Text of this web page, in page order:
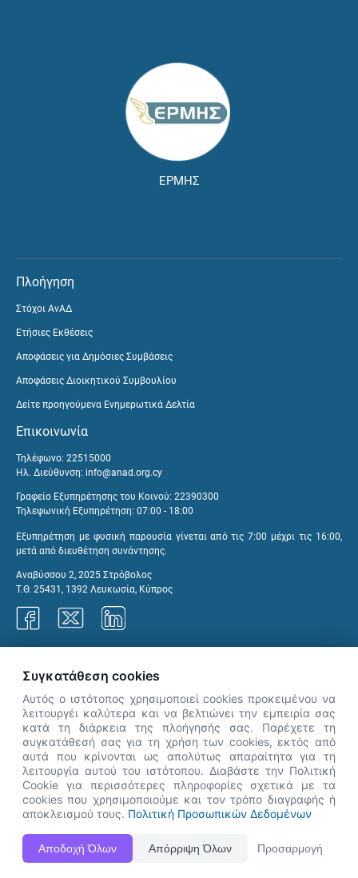
ΕΡΜΗΣ
Πλοήγηση
Στόχοι ΑνΑΔ
Ετήσιες Εκθέσεις
Αποφάσεις για Δημόσιες Συμβάσεις
Αποφάσεις Διοικητικού Συμβουλίου
Δείτε προηγούμενα Ενημερωτικά Δελτία
Επικοινωνία
Τηλέφωνο: 22515000
Ηλ. Διεύθυνση: info@anad.org.cy
Γραφείο Εξυπηρέτησης του Κοινού: 22390300
Τηλεφωνική Εξυπηρέτηση: 07:00 - 18:00
Εξυπηρέτηση με φυσική παρουσία γίνεται από τις 7:00 μέχρι τις 16:00,
μετά από διευθέτηση συνάντησης.
Αναβύσσου 2, 2025 Στρόβολος
Τ.Θ. 25431, 1392 Λευκωσία, Κύπρος
Η Ιστοσελίδα ΑνΑΔ είναι πλήρως συμβατή με τις νεότερες εκδόσεις, Google Chrome, Mozilla Firefox,
Apple Safari καθώς και Internet Explorer.
👋 Καλώς ήρθες! Είμαι η Νόησις.
Πες μου πώς μπορώ να σε βοηθήσω
σήμερα.
Συγκατάθεση cookies
Αυτός ο ιστότοπος χρησιμοποιεί cookies προκειμένου να
λειτουργέι καλύτερα και να βελτιώνει την εμπειρία σας
κατά τη διάρκεια της πλοήγησής σας. Παρέχετε τη
συγκατάθεσή σας για τη χρήση των cookies, εκτός από
αυτά που κρίνονται ως απολύτως απαραίτητα για τη
λειτουργία αυτού του ιστότοπου. Διαβάστε την Πολιτική
Cookie για περισσότερες πληροφορίες σχετικά με τα
cookies που χρησιμοποιούμε και τον τρόπο διαγραφής ή
αποκλεισμού τους. Πολιτική Προσωπικών Δεδομένων
Αποδοχή Όλων Απόρριψη Όλων Προσαρμογή